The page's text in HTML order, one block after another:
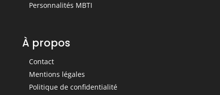
Personnalités MBTI
À propos
Contact
Mentions légales
Politique de confidentialité